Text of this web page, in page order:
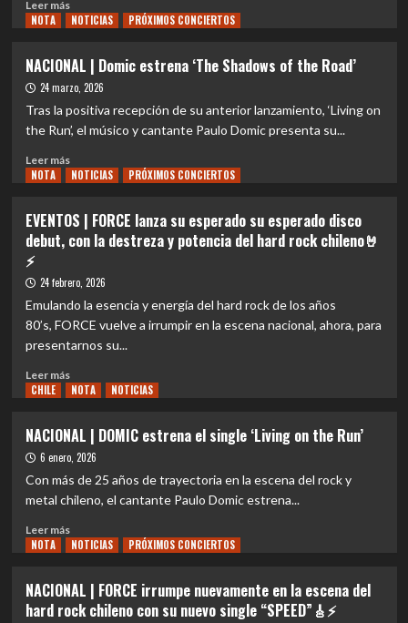
su
Latin
America
Tour”
Leer más
más
|
Mandracula
&
Catoni
Celebran
en
Bar
NOTA NOTICIAS PRÓXIMOS CONCIERTOS
NACIONAL | Domic estrena ‘The Shadows of the Road’
24 marzo, 2026
Tras la positiva recepción de su anterior lanzamiento, ‘Living on
the Run’, el músico y cantante Paulo Domic presenta su...
Leer másLeer
más
|
Domic
‘The
of
the
Road’
NOTA NOTICIAS PRÓXIMOS CONCIERTOS
EVENTOS | FORCE lanza su esperado su esperado disco
debut, con la destreza y potencia del hard rock chileno🤘
⚡
24 febrero, 2026
Emulando la esencia y energía del hard rock de los años
80’s, FORCE vuelve a irrumpir en la escena nacional, ahora, para
presentarnos su...
Leer másLeer
más
|
FORCE
lanza
su
esperado
su
esperado
con
la
CHILE NOTA NOTICIAS
NACIONAL | DOMIC estrena el single ‘Living on the Run’
6 enero, 2026
Con más de 25 años de trayectoria en la escena del rock y
metal chileno, el cantante Paulo Domic estrena...
Leer másLeer
más
|
DOMIC
NOTA NOTICIAS PRÓXIMOS CONCIERTOS
NACIONAL | FORCE irrumpe nuevamente en la escena del
hard rock chileno con su nuevo single “SPEED”🎸⚡